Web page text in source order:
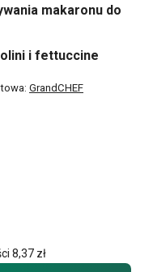
makaronu do
i fettuccine
GrandCHEF
8,37 zł